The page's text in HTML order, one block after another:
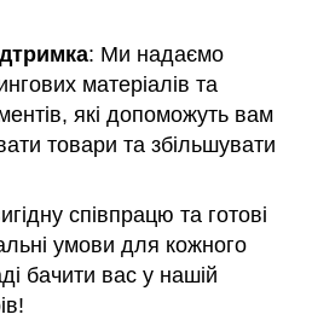
: Ми надаємо
матеріалів та
які допоможуть вам
товари та збільшувати
співпрацю та готові
умови для кожного
бачити вас у нашій